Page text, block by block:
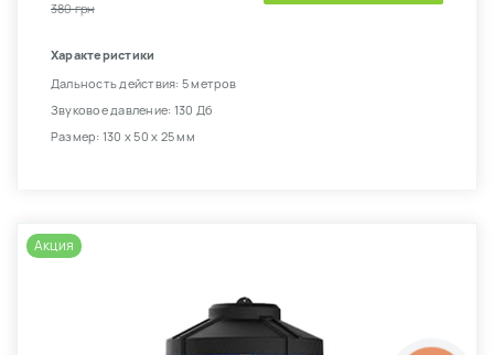
380 грн
Характеристики
Дальность действия: 5 метров
Звуковое давление: 130 Дб
Размер: 130 х 50 х 25 мм
Акция